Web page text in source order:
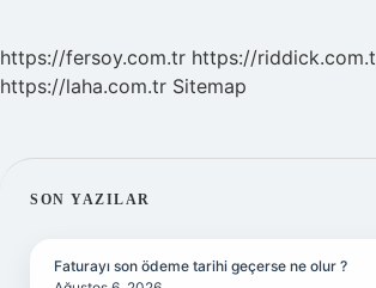
https://fersoy.com.tr https://
https://laha.com.tr Sitemap
SIDEBAR
SON YAZILAR
Faturayı son ödeme tarihi geçerse ne olur ?